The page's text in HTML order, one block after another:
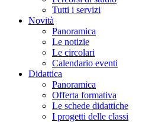
Tutti i servizi
Novità
Panoramica
Le notizie
Le circolari
Calendario eventi
Didattica
Panoramica
Offerta formativa
Le schede didattiche
I progetti delle classi